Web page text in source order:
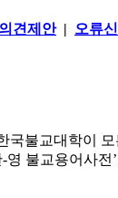
의견제안| 오류
국불교대학이
영 불교용어사전